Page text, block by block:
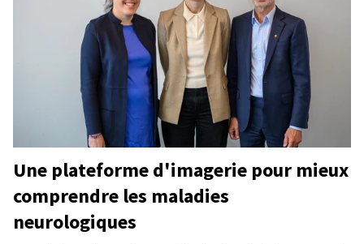
Une plateforme d'imagerie pour mieux
comprendre les maladies
neurologiques